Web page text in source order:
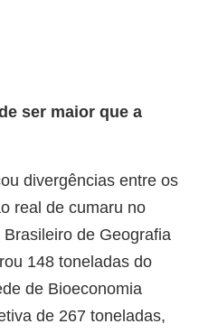
ser maior que a
divergências entre os
real de cumaru no
de Geografia
148 toneladas do
de Bioeconomia
de 267 toneladas,